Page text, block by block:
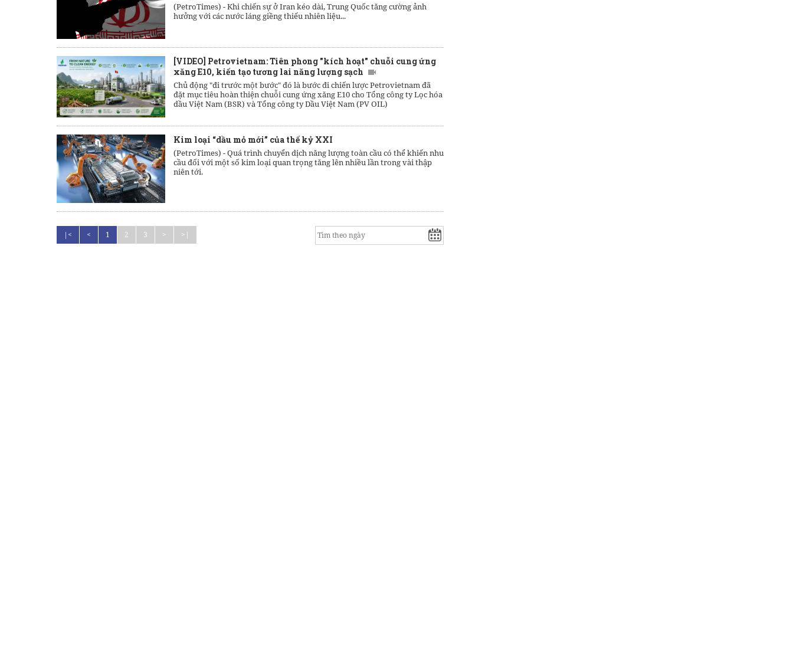
(PetroTimes) -Khi chiến sự ở Iran kéo dài, Trung Quốc tăng cường ảnh
hưởng với các nước láng giềng thiếu nhiên liệu...
[VIDEO] Petrovietnam: Tiên phong "kích hoạt" chuỗi cung ứng
xăng E10, kiến tạo tương lai năng lượng sạch
Chủ động "đi trước một bước" đó là bước đi chiến lược Petrovietnam đã
đặt mục tiêu hoàn thiện chuỗi cung ứng xăng E10 cho Tổng công ty Lọc hóa
dầu Việt Nam (BSR) và Tổng công ty Dầu Việt Nam (PV OIL)
Kim loại “dầu mỏ mới” của thế kỷ XXI
(PetroTimes) -Quá trình chuyển dịch năng lượng toàn cầu có thể khiến nhu
cầu đối với một số kim loại quan trọng tăng lên nhiều lần trong vài thập
niên tới.
|< < 1 2 3 > >|